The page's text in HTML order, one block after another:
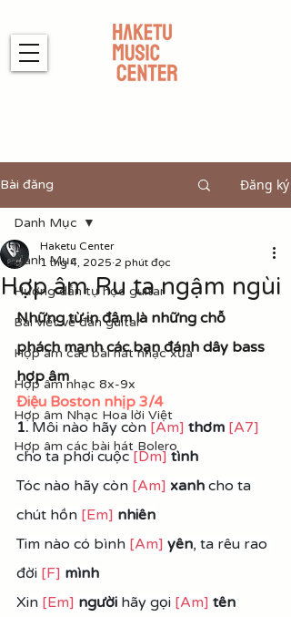
Bài đăng Đăng ký
Danh Mục
Hướng dẫn tự học guitar
Bài viết về đàn guitar
Hợp âm các bài hát nhạc xưa
Hợp âm nhạc 8x-9x
Hợp âm Nhạc Hoa lời Việt
Hợp âm các bài hát Bolero
Danh Mục
Hợp âm Ru ta ngậm ngùi
Haketu Center
1 thg 4, 2025 2 phút đọc
Những từ in đậm là những chỗ
phách mạnh các bạn đánh dây bass
hợp âm
Điệu Boston nhịp 3/4
1. Môi nào hãy còn [Am] thơm [A7]
cho ta phơi cuộc [Dm] tình
Tóc nào hãy còn [Am] xanh cho ta
chút hồn [Em] nhiên
Tim nào có bình [Am] yên, ta rêu rao
đời [F] mình
Xin [Em] người hãy gọi [Am] tên